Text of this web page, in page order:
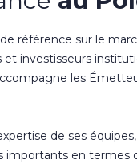
référence sur le
et investisseurs
les
de ses
importants en termes